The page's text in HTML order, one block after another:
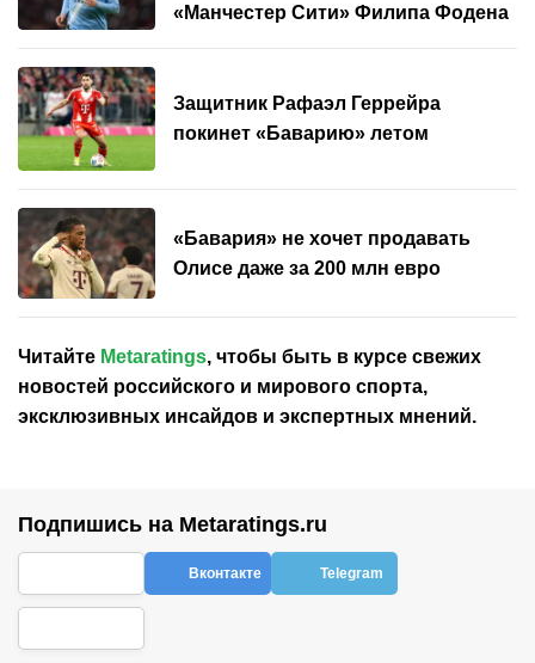
«Манчестер Сити» Филипа Фодена
Защитник Рафаэл Геррейра
покинет «Баварию» летом
«Бавария» не хочет продавать
Олисе даже за 200 млн евро
Читайте Metaratings, чтобы быть в курсе свежих
новостей российского и мирового спорта,
эксклюзивных инсайдов и экспертных мнений.
Подпишись на Metaratings.ru
Вконтакте Telegram